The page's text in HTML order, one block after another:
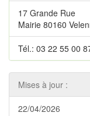
17 Grande Rue
Mairie 80160
Tél.: 03 22 55 00
Mises à jour :
22/04/2026